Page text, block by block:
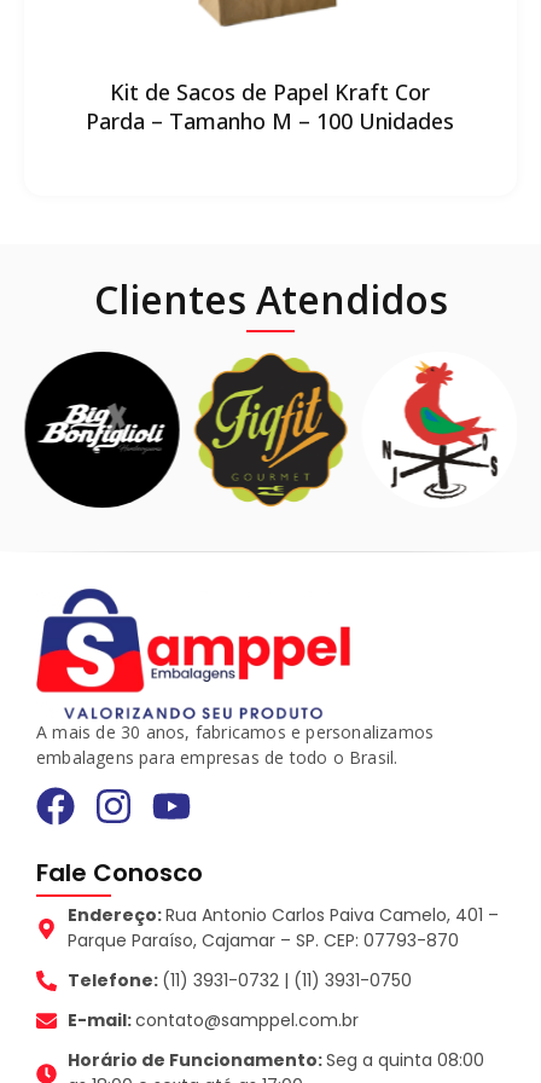
Kit de Sacos de Papel Kraft Cor
Parda – Tamanho M – 100 Unidades
Clientes Atendidos
A mais de 30 anos, fabricamos e personalizamos
embalagens para empresas de todo o Brasil.
Fale Conosco
Endereço:Rua Antonio Carlos Paiva Camelo, 401 –
Parque Paraíso, Cajamar – SP. CEP: 07793-870
Telefone: (11) 3931-0732 | (11) 3931-0750
E-mail:contato@samppel.com.br
Horário de Funcionamento:Seg a quinta 08:00